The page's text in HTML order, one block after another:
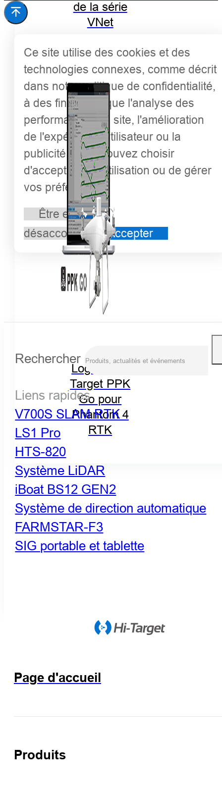
de la série
VNet
Logiciel Hi-
Target PPK
Go pour
Phantom 4
RTK
Ce site utilise des cookies et des
technologies connexes, comme décrit
dans notre politique de confidentialité,
à des fins telles que l'analyse des
performances du site, l'amélioration
de l'expérience utilisateur ou la
publicité. Vous pouvez choisir
d'accepter leur utilisation ou de gérer
vos préférences.
Être en
désaccord
Accepter
Rechercher
Liens rapides
V700S SLAM RTK
LS1 Pro
HTS-820
Système LiDAR
iBoat BS12 GEN2
Système de direction automatique
FARMSTAR-F3
SIG portable et tablette
Page d'accueil
Produits